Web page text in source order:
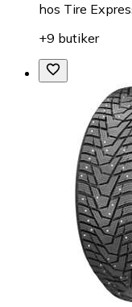
hos Tire
+9 butiker